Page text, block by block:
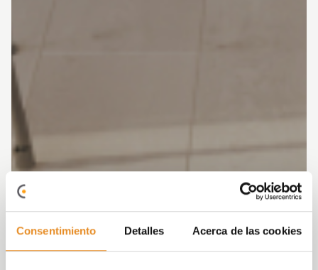
Consentimiento Detalles Acerca de las cookies